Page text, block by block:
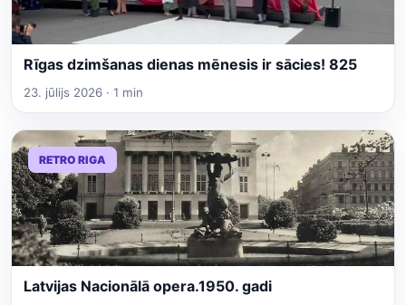
Rīgas dzimšanas dienas mēnesis ir sācies! 825
23. jūlijs 2026 · 1 min
RETRO RIGA
Latvijas Nacionālā opera.1950. gadi